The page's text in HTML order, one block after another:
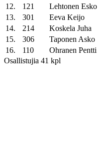
12.
121 Lehtonen Esko
13.
301 Eeva Keijo
14.
214 Koskela Juha
15.
306 Taponen Asko
16.
110 Ohranen Pentti
Osallistujia 41 kpl